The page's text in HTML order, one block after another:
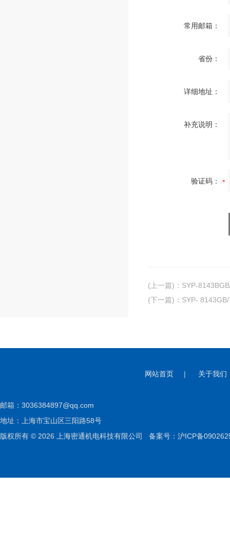
常用邮箱：
省份：
详细地址：
补充说明：
验证码：
(上一篇) ： SYP-
(下一篇) ： SYP-
网站首页 | 关于我们
邮箱： 3036384897@qq.com
地址：上海市宝山区三阳路58号
版权所有 © 2026 上海密通机电科技有限公司 备案号：沪ICP备